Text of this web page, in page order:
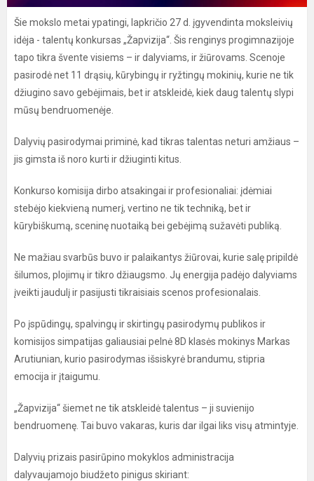
Šie mokslo metai ypatingi, lapkričio 27 d. įgyvendinta moksleivių
idėja - talentų konkursas „Žapvizija“. Šis renginys progimnazijoje
tapo tikra švente visiems – ir dalyviams, ir žiūrovams. Scenoje
pasirodė net 11 drąsių, kūrybingų ir ryžtingų mokinių, kurie ne tik
džiugino savo gebėjimais, bet ir atskleidė, kiek daug talentų slypi
mūsų bendruomenėje.
Dalyvių pasirodymai priminė, kad tikras talentas neturi amžiaus –
jis gimsta iš noro kurti ir džiuginti kitus.
Konkurso komisija dirbo atsakingai ir profesionaliai: įdėmiai
stebėjo kiekvieną numerį, vertino ne tik techniką, bet ir
kūrybiškumą, sceninę nuotaiką bei gebėjimą sužavėti publiką.
Ne mažiau svarbūs buvo ir palaikantys žiūrovai, kurie salę pripildė
šilumos, plojimų ir tikro džiaugsmo. Jų energija padėjo dalyviams
įveikti jaudulį ir pasijusti tikraisiais scenos profesionalais.
Po įspūdingų, spalvingų ir skirtingų pasirodymų publikos ir
komisijos simpatijas galiausiai pelnė 8D klasės mokinys Markas
Arutiunian, kurio pasirodymas išsiskyrė brandumu, stipria
emocija ir įtaigumu.
„Žapvizija“ šiemet ne tik atskleidė talentus – ji suvienijo
bendruomenę. Tai buvo vakaras, kuris dar ilgai liks visų atmintyje.
Dalyvių prizais pasirūpino mokyklos administracija
dalyvaujamojo biudžeto pinigus skiriant: